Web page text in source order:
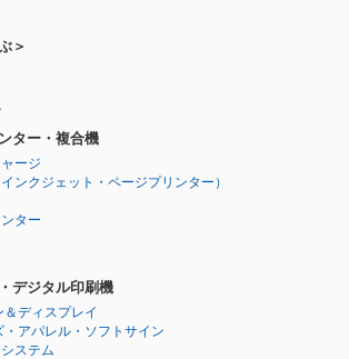
＞
ター・複合機
ージ
インクジェット・ページプリンター）
ター
デジタル印刷機
ディスプレイ
アパレル・ソフトサイン
ステム